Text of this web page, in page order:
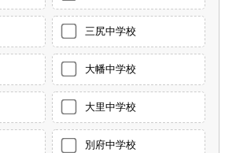
三尻中学校
大幡中学校
大里中学校
別府中学校